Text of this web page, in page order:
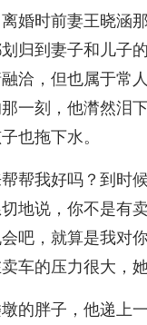
婚时前妻王晓涵
归到妻子和儿子
洽，但也属于常
一刻，他潸然泪
也拖下水。
帮我好吗？到时
地说，你不是有
吧，就算是我对
车的压力很大，
的胖子，他递上